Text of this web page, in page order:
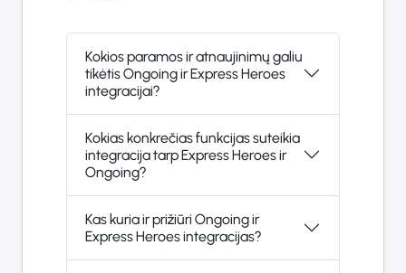
Kokios paramos ir atnaujinimų galiu
tikėtis Ongoing ir Express Heroes
integracijai?
Kokias konkrečias funkcijas suteikia
integracija tarp Express Heroes ir
Ongoing?
Kas kuria ir prižiūri Ongoing ir
Express Heroes integracijas?